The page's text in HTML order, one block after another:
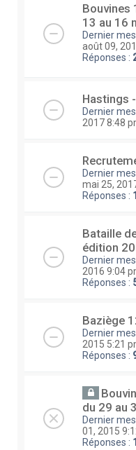
Bouvines
13 au 16
Dernier
août 09,
Réponses :
Hastings
Dernier
2017 8:48
Dernier
mai 25,
Réponses : 1
Bataille
édition
Dernier
2016 9:04
Réponses :
Baziège
Dernier
2015 5:21
Réponses :
du 29 au
Dernier
01, 2015
Réponses :